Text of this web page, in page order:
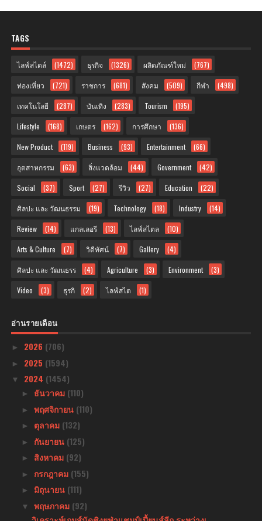
TAGS
ไลฟ์สไตล์ (1472) ธุรกิจ (1326) ผลิตภัณฑ์ใหม่ (767)
ท่องเที่ยว (721) ราชการ (681) สังคม (509) กีฬา (498)
เทคโนโลยี (287) บันเทิง (283) Tourism (195)
Lifestyle (168) เกษตร (162) การศึกษา (136)
New Product (119) Business (93) Entertainment (66)
อุตสาหกรรม (63) สิ่งแวดล้อม (44) Government (42)
Social (37) Sport (27) รีวิว (27) Education (22)
ศิลปะ และ วัฒนธรรม (19) Technology (18) Industry (14)
Review (14) แกลเลอรี (13) ไลฟ์สไตล (10)
Arts & Culture (7) วิดีทัศน์ (7) Gallery (4)
ศิลปะ และ วัฒนธรร (4) Agriculture (3) Environment (3)
Video (3) ธุรกิ (2) ไลฟ์สไต (1)
อ่านรายเดือน
► 2026 (706)
► 2025 (1594)
▼ 2024 (1454)
► ธันวาคม (110)
► พฤศจิกายน (110)
► ตุลาคม (132)
► กันยายน (125)
► สิงหาคม (92)
► กรกฎาคม (155)
► มิถุนายน (111)
▼ พฤษภาคม (92)